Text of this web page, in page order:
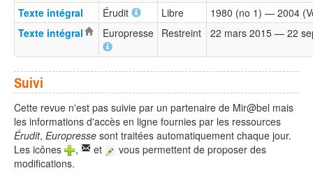
Texte intégral
Érudit Libre
1980 (no 1) — 2004
Texte intégral
Europresse Restreint 22 mars 2015 — 22
Suivi
Cette revue n'est pas suivie par un partenaire de Mir@bel mais
les informations d'accès en ligne fournies par les ressources
Érudit, Europresse sont traitées automatiquement chaque jour.
Les icônes
, et
vous permettent de proposer des
modifications.